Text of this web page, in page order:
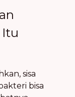
Itu
sisa
bisa